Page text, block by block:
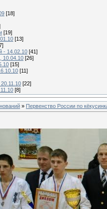
[18]
[19]
[13]
- 14.02.10 [41]
10.04.10 [26]
[15]
[11]
[22]
[8]
» Первенство России по